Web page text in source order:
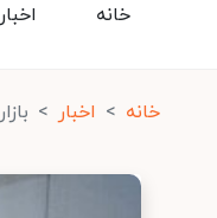
اخبار خانه
خانه اخبار